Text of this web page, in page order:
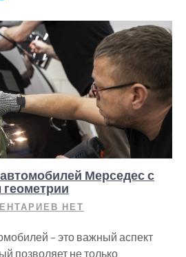
Мерседес с
НЕТ
– это важный аспект
позволяет не только